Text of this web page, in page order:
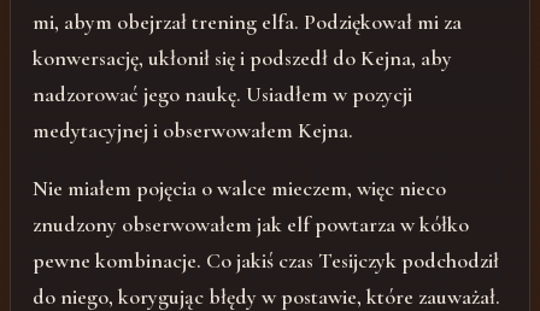
mi, abym obejrzał trening elfa. Podziękował mi za
konwersację, ukłonił się i podszedł do Kejna, aby
nadzorować jego naukę. Usiadłem w pozycji
medytacyjnej i obserwowałem Kejna.
Nie miałem pojęcia o walce mieczem, więc nieco
znudzony obserwowałem jak elf powtarza w kółko
pewne kombinacje. Co jakiś czas Tesijczyk podchodził
do niego, korygując błędy w postawie, które zauważał.